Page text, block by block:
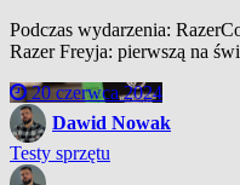
Podczas wydarzenia:
Razer Freyja: pierwszą na
20 czerwca 2024
Dawid Nowak
Testy sprzętu